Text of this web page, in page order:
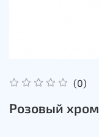
(0)
Розовый хром